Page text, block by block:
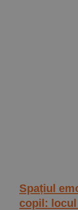
Spațiul
copil: